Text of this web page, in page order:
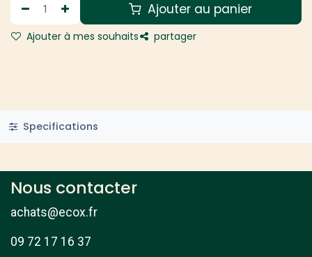
Ajouter au panier
Ajouter à mes souhaits partager
Specifications
Nous contacter
achats@ecox.fr
09 72 17 16 37